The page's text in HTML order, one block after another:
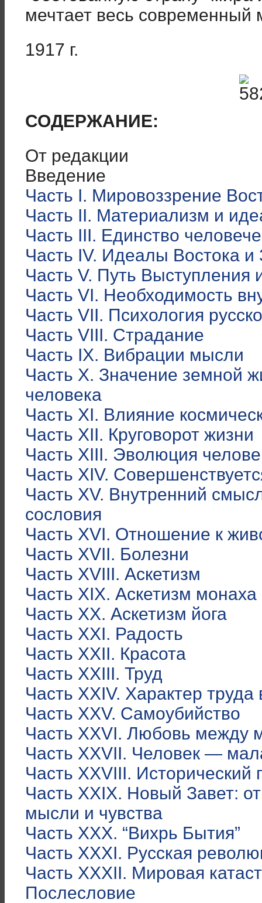
мечтает весь современный
1917 г.
СОДЕРЖАНИЕ:
От редакции
Введение
Часть І. Мировоззрение
Часть II. Материализм и
Часть III. Единство
Часть IV. Идеалы Востока и
Часть V. Путь Выступления
Часть VI. Необходимость
Часть VII. Психология
Часть VIII. Страдание
Часть IX. Вибрации мысли
Часть X. Значение земной
человека
Часть XI. Влияние
Часть XII. Круговорот жизни
Часть XIII. Эволюция
Часть XIV.
Часть XV. Внутренний
сословия
Часть XVI. Отношение к
Часть XVII. Болезни
Часть XVIII. Аскетизм
Часть XIX. Аскетизм монаха
Часть XX. Аскетизм йога
Часть XXI. Радость
Часть XXII. Красота
Часть XXIII. Труд
Часть XXIV. Характер
Часть XXV. Самоубийство
Часть XXVI. Любовь между
Часть XXVII. Человек —
Часть XXVIII. Исторический
Часть XXIX. Новый Завет:
мысли и чувства
Часть XXX. “Вихрь Бытия”
Часть XXXI. Русская
Часть XXXII. Мировая
Послесловие